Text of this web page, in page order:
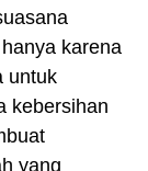
karena
untuk
kebersihan
yang